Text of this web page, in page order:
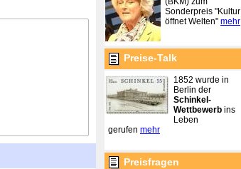
Sonderpreis "Kultur
öffnet Welten" mehr
Preise-Talk
1852 wurde in
Berlin der
Schinkel-
Wettbewerb ins
Leben
gerufen mehr
Preisfragen